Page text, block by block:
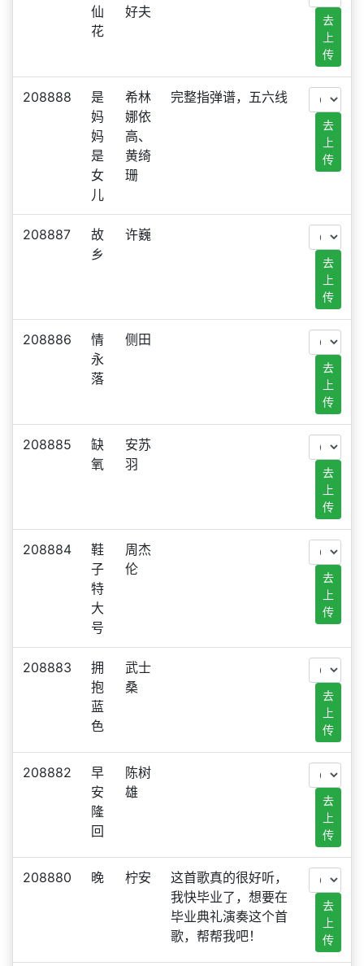
仙
花
好夫
去
上
传
208888
是
妈
妈
是
女
儿
希林
娜依
高、
黄绮
珊
完整指弹谱，五六线
去
上
传
208887
故
乡
许巍
去
上
传
208886
情
永
落
侧田
去
上
传
208885
缺
氧
安苏
羽
去
上
传
208884
鞋
子
特
大
号
周杰
伦
去
上
传
208883
拥
抱
蓝
色
武士
桑
去
上
传
208882
早
安
隆
回
陈树
雄
去
上
传
208880 晚 柠安
这首歌真的很好听，
我快毕业了，想要在
毕业典礼演奏这个首
歌，帮帮我吧！
去
上
传